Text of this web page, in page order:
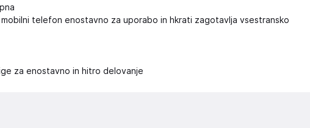
telefon enostavno za uporabo in hkrati zagotavlja vsestransko
za enostavno in hitro delovanje